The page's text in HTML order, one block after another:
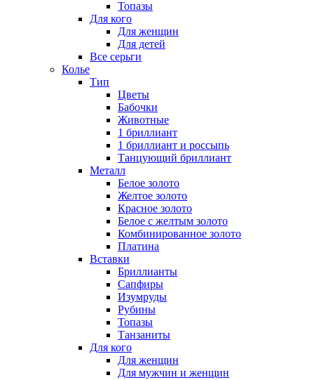
Топазы
Для кого
Для женщин
Для детей
Все серьги
Колье
Тип
Цветы
Бабочки
Животные
1 бриллиант
1 бриллиант и россыпь
Танцующий бриллиант
Металл
Белое золото
Желтое золото
Красное золото
Белое с желтым золото
Комбинированное золото
Платина
Вставки
Бриллианты
Сапфиры
Изумруды
Рубины
Топазы
Танзаниты
Для кого
Для женщин
Для мужчин и женщин